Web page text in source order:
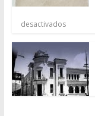
desactivados